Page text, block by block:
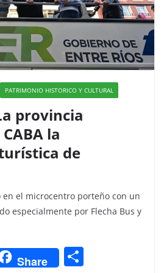
PATRIMONIO HISTORICO Y CULTURAL
provincia
la
de
en el microcentro porteño con un
especialmente por Flecha Bus y
Share